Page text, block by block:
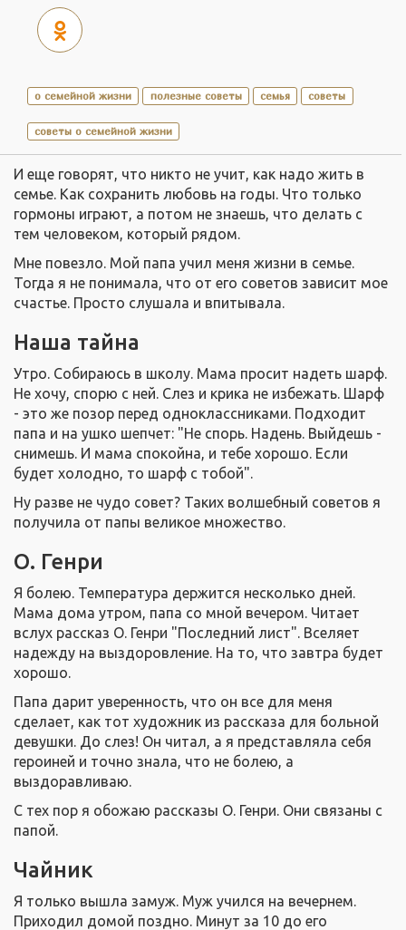
о семейной жизни полезные советы семья советы
советы о семейной жизни
И еще говорят, что никто не учит, как надо жить в
семье. Как сохранить любовь на годы. Что только
гормоны играют, а потом не знаешь, что делать с
тем человеком, который рядом.
Мне повезло. Мой папа учил меня жизни в семье.
Тогда я не понимала, что от его советов зависит мое
счастье. Просто слушала и впитывала.
Наша тайна
Утро. Собираюсь в школу. Мама просит надеть шарф.
Не хочу, спорю с ней. Слез и крика не избежать. Шарф
- это же позор перед одноклассниками. Подходит
папа и на ушко шепчет: "Не спорь. Надень. Выйдешь -
снимешь. И мама спокойна, и тебе хорошо. Если
будет холодно, то шарф с тобой".
Ну разве не чудо совет? Таких волшебный советов я
получила от папы великое множество.
О. Генри
Я болею. Температура держится несколько дней.
Мама дома утром, папа со мной вечером. Читает
вслух рассказ О. Генри "Последний лист". Вселяет
надежду на выздоровление. На то, что завтра будет
хорошо.
Папа дарит уверенность, что он все для меня
сделает, как тот художник из рассказа для больной
девушки. До слез! Он читал, а я представляла себя
героиней и точно знала, что не болею, а
выздоравливаю.
С тех пор я обожаю рассказы О. Генри. Они связаны с
папой.
Чайник
Я только вышла замуж. Муж учился на вечернем.
Приходил домой поздно. Минут за 10 до его